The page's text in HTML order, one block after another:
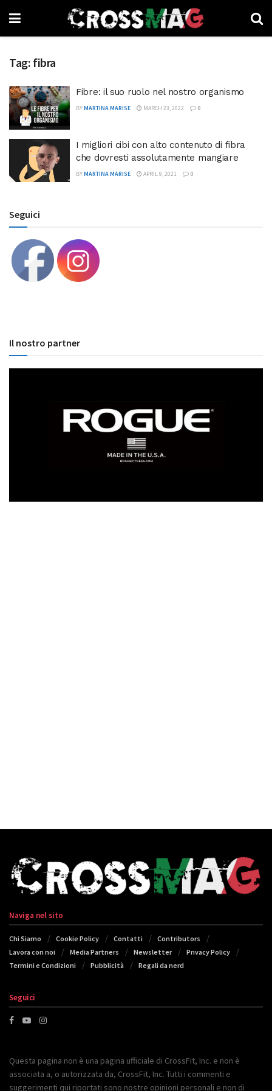
Tag: fibra
Fibre: il suo ruolo nel nostro organismo
BYMARTINA MARISE MARCH 23, 2022 0
I migliori cibi con alto contenuto di fibra
che dovresti assolutamente mangiare
BYMARTINA MARISE APRIL 9, 2021 0
Seguici
Il nostro partner
Naviga nel sito
Chi Siamo Cookie Policy Contatti
Contributors
Lavora con noi
Media Partners Newsletter
Privacy Policy
Termini e Condizioni
Pubblicità Regali da nerd
Seguici
Questa pagina non è una pagina ufficiale di CrossFit, Inc. e non è
associata a, o autorizzata da, CrossFit, Inc. Tutti i commenti e
suggerimenti qui riportati sono nostre opinioni personali e non di